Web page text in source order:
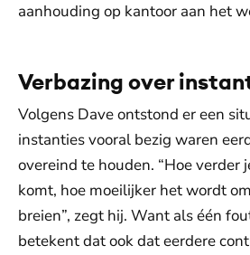
aanhouding op kantoor aan het
Verbazing over
Volgens Dave ontstond er een
instanties vooral bezig waren
overeind te houden. “Hoe verder
komt, hoe moeilijker het wordt
breien”, zegt hij. Want als één
betekent dat ook dat eerdere